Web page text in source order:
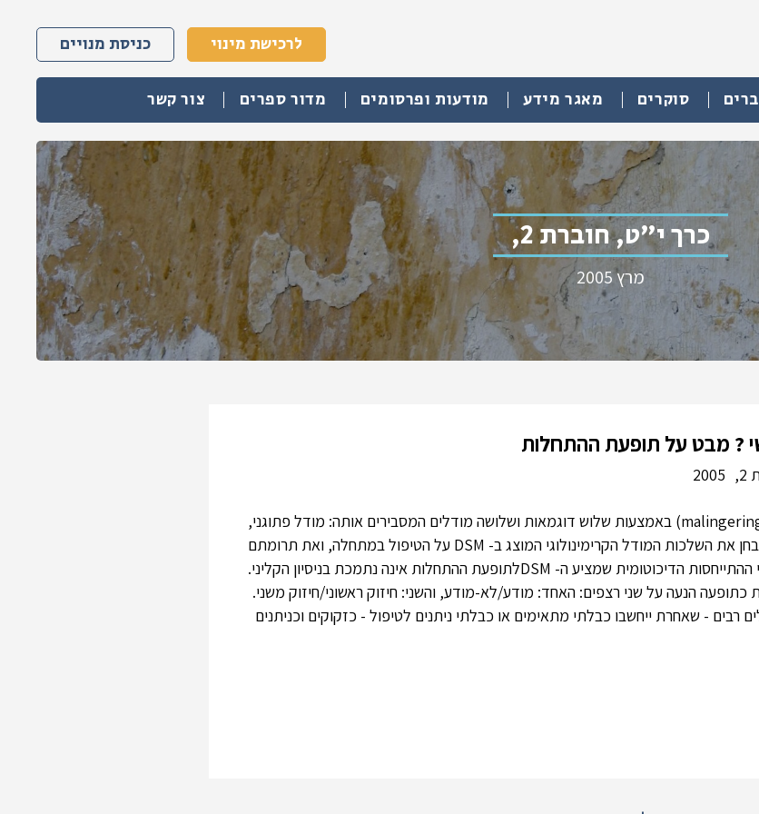
לרכישת מינוי כניסת מנויים
סוקרים מאגר מידע מודעות ופרסומים מדור ספרים
צור קשר
כרך י"ט, חוברת 2,
מרץ 2005
2005
במאמר אציג את תופעת ההתחלות (malingering) באמצעות שלוש דוגמאות ושלושה מודלים המסבירים אותה: מודל פתוגני,
מודל קרימינולוגי ומודל הסתגלותי. אבחן את השלכות המודל הקרימינולוגי המוצג ב- DSM על הטיפול במתחלה, ואת תרומתם
של המודלים האחרים לנושא. אראה כי ההתייחסות הדיכוטומית שמציע ה- DSMלתופעת ההתחלות אינה נתמכת בניסיון הקליני.
הנעה על שני רצפים: האחד: מודע/לא-מודע, והשני: חיזוק ראשוני/חיזוק משני.
רבים - שאחרת ייחשבו כבלתי מתאימים או כבלתי ניתנים לטיפול - כזקוקים וכניתנים